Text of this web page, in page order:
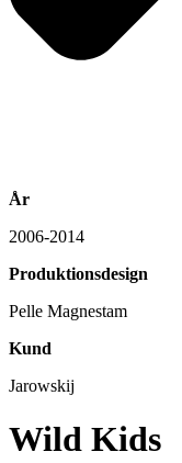
År
2006-2014
Produktionsdesign
Pelle Magnestam
Kund
Jarowskij
Wild Kids